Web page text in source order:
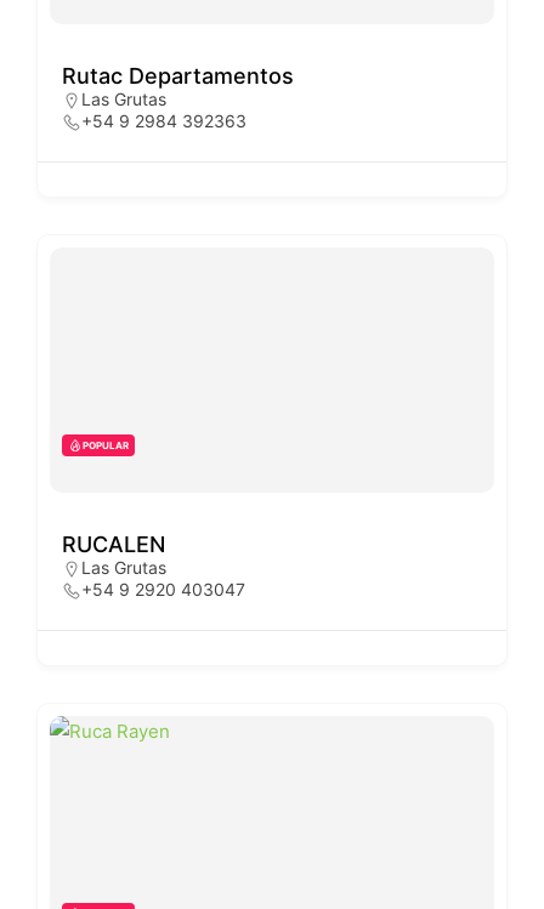
Rutac Departamentos
Las Grutas
+54 9 2984 392363
POPULAR
RUCALEN
Las Grutas
+54 9 2920 403047